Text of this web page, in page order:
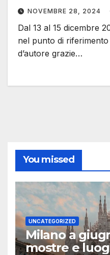
NOVEMBRE 28, 2024
Dal 13 al 15 dicembre
nel punto di
d’autore grazie…
You missed
UNCATEGORIZED
Milano a
mostre e